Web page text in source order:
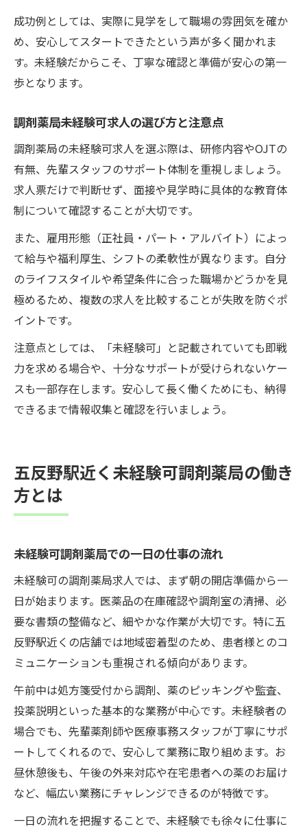
成功例としては、実際に見学をして職場の雰囲気を確か
め、安心してスタートできたという声が多く聞かれま
す。未経験だからこそ、丁寧な確認と準備が安心の第一
歩となります。
調剤薬局未経験可求人の選び方と注意点
調剤薬局の未経験可求人を選ぶ際は、研修内容やOJTの
有無、先輩スタッフのサポート体制を重視しましょう。
求人票だけで判断せず、面接や見学時に具体的な教育体
制について確認することが大切です。
また、雇用形態（正社員・パート・アルバイト）によっ
て給与や福利厚生、シフトの柔軟性が異なります。自分
のライフスタイルや希望条件に合った職場かどうかを見
極めるため、複数の求人を比較することが失敗を防ぐポ
イントです。
注意点としては、「未経験可」と記載されていても即戦
力を求める場合や、十分なサポートが受けられないケー
スも一部存在します。安心して長く働くためにも、納得
できるまで情報収集と確認を行いましょう。
五反野駅近く未経験可調剤薬局の働き
方とは
未経験可調剤薬局での一日の仕事の流れ
未経験可の調剤薬局求人では、まず朝の開店準備から一
日が始まります。医薬品の在庫確認や調剤室の清掃、必
要な書類の整備など、細やかな作業が大切です。特に五
反野駅近くの店舗では地域密着型のため、患者様とのコ
ミュニケーションも重視される傾向があります。
午前中は処方箋受付から調剤、薬のピッキングや監査、
投薬説明といった基本的な業務が中心です。未経験者の
場合でも、先輩薬剤師や医療事務スタッフが丁寧にサポ
ートしてくれるので、安心して業務に取り組めます。お
昼休憩後も、午後の外来対応や在宅患者への薬のお届け
など、幅広い業務にチャレンジできるのが特徴です。
一日の流れを把握することで、未経験でも徐々に仕事に